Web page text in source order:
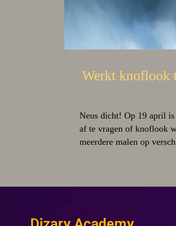
Werkt knoflook
Neus dicht! Op 19 april
af te vragen of knoflook
meerdere malen op